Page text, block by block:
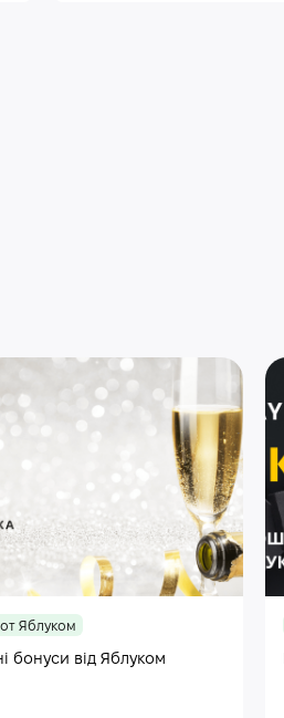
Яблуком
бонуси від Яблуком